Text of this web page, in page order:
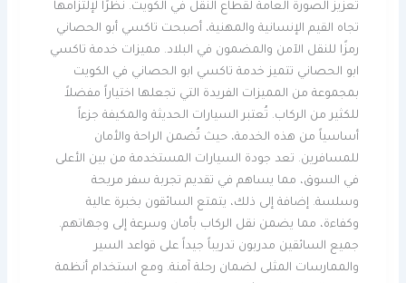
تعزيز الصورة العامة لقطاع النقل في الكويت. نظرًا لإلتزامها
تجاه القيم الإنسانية والمهنية، أصبحت تاكسي أبو الحصاني
رمزًا للنقل الآمن والمضمون في البلاد. مميزات خدمة تاكسي
ابو الحصاني تتميز خدمة تاكسي ابو الحصاني في الكويت
بمجموعة من المميزات الفريدة التي تجعلها اختياراً مفضلاً
للكثير من الركاب. تُعتبر السيارات الحديثة والمكيفة جزءاً
أساسياً من هذه الخدمة، حيث تُضمن الراحة والأمان
للمسافرين. تعد جودة السيارات المستخدمة من بين الأعلى
في السوق، مما يساهم في تقديم تجربة سفر مريحة
وسلسة. إضافة إلى ذلك، يتمتع السائقون بخبرة عالية
وكفاءة، مما يضمن نقل الركاب بأمان وسرعة إلى وجهاتهم.
جميع السائقين مدربون تدريباً جيداً على قواعد السير
والممارسات المثلى لضمان رحلة آمنة. ومع استخدام أنظمة